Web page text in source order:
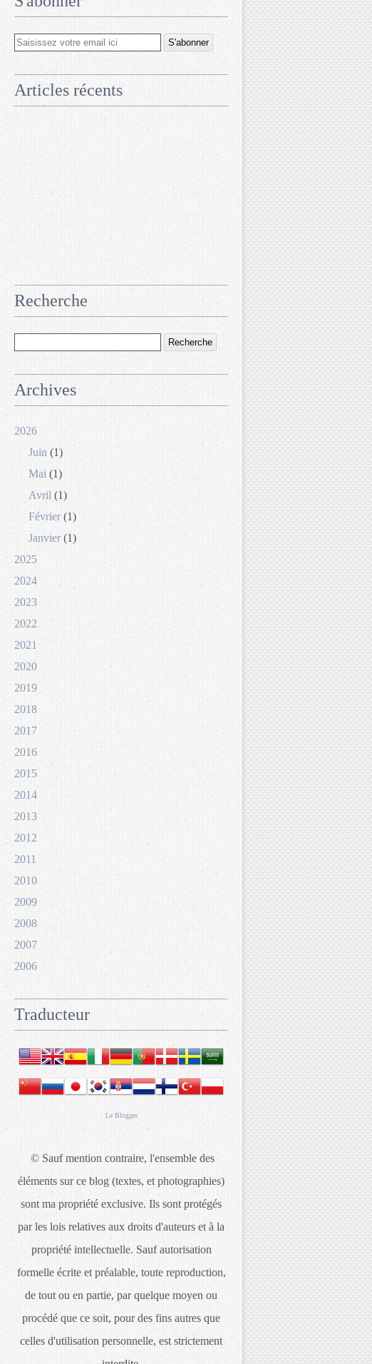
Articles récents
Recherche
Archives
2026
Juin (1)
Mai (1)
Avril (1)
Février(1)
Janvier (1)
2025
2024
2023
2022
2021
2020
2019
2018
2017
2016
2015
2014
2013
2012
2011
2010
2009
2008
2007
2006
Traducteur
Le Blogger
© Sauf mention contraire, l'ensemble des
éléments sur ce blog (textes, et photographies)
sont ma propriété exclusive. Ils sont protégés
par les lois relatives aux droits d'auteurs et à la
propriété intellectuelle. Sauf autorisation
formelle écrite et préalable, toute reproduction,
de tout ou en partie, par quelque moyen ou
procédé que ce soit, pour des fins autres que
celles d'utilisation personnelle, est strictement